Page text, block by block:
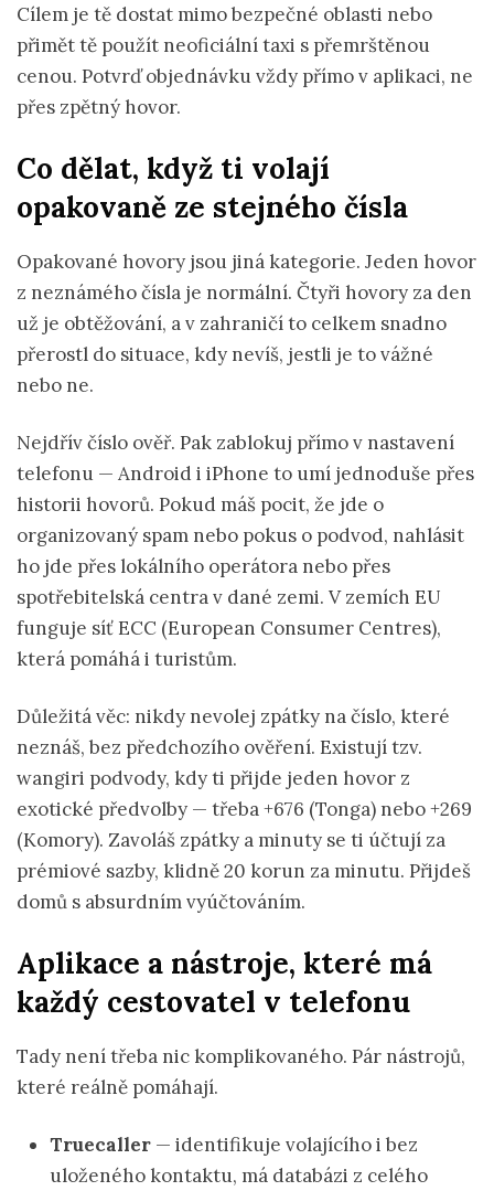
Cílem je tě dostat mimo bezpečné oblasti nebo
přimět tě použít neoficiální taxi s přemrštěnou
cenou. Potvrď objednávku vždy přímo v aplikaci, ne
přes zpětný hovor.
Co dělat, když ti volají
opakovaně ze stejného čísla
Opakované hovory jsou jiná kategorie. Jeden hovor
z neznámého čísla je normální. Čtyři hovory za den
už je obtěžování, a v zahraničí to celkem snadno
přerostl do situace, kdy nevíš, jestli je to vážné
nebo ne.
Nejdřív číslo ověř. Pak zablokuj přímo v nastavení
telefonu — Android i iPhone to umí jednoduše přes
historii hovorů. Pokud máš pocit, že jde o
organizovaný spam nebo pokus o podvod, nahlásit
ho jde přes lokálního operátora nebo přes
spotřebitelská centra v dané zemi. V zemích EU
funguje síť ECC (European Consumer Centres),
která pomáhá i turistům.
Důležitá věc: nikdy nevolej zpátky na číslo, které
neznáš, bez předchozího ověření. Existují tzv.
wangiri podvody, kdy ti přijde jeden hovor z
exotické předvolby — třeba +676 (Tonga) nebo +269
(Komory). Zavoláš zpátky a minuty se ti účtují za
prémiové sazby, klidně 20 korun za minutu. Přijdeš
domů s absurdním vyúčtováním.
Aplikace a nástroje, které má
každý cestovatel v telefonu
Tady není třeba nic komplikovaného. Pár nástrojů,
které reálně pomáhají.
Truecaller — identifikuje volajícího i bez
uloženého kontaktu, má databázi z celého